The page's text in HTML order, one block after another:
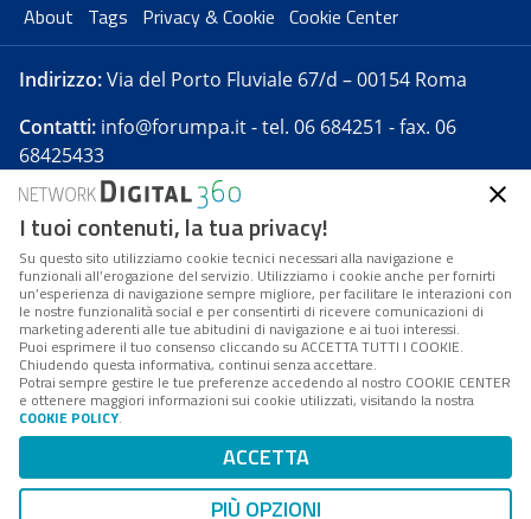
About Tags Privacy & Cookie Cookie Center
Indirizzo:Via del Porto Fluviale 67/d – 00154 Roma
Contatti: info@forumpa.it- tel. 06 684251 - fax. 06
68425433
Forumpa.itè una pubblicazione telematica iscritta
presso Registro della stampa del Tribunale di Roma -
Reg. n. 182 del 2 maggio 2008 - Direttore resp. Michela
Stentella
FPA s.r.l. è società soggetta a Direzione e
Coordinamento da parte di Digital360 S.p.A. - FPA s.r.l.
è un'azienda certificata per il sistema di management
Codice Fiscale/Partita IVA n. 10693191008 - R.E.A. Roma
n. 1249791. ISP AWS
Mappa del sito
I tuoi contenuti, la tua privacy!
Su questo sito utilizziamo cookie tecnici necessari alla navigazione e
funzionali all’erogazione del servizio. Utilizziamo i cookie anche per fornirti
un’esperienza di navigazione sempre migliore, per facilitare le interazioni con
le nostre funzionalità social e per consentirti di ricevere comunicazioni di
marketing aderenti alle tue abitudini di navigazione e ai tuoi interessi.
Puoi esprimere il tuo consenso cliccando su ACCETTA TUTTI I COOKIE.
Chiudendo questa informativa, continui senza accettare.
Potrai sempre gestire le tue preferenze accedendo al nostro COOKIE CENTER
e ottenere maggiori informazioni sui cookie utilizzati, visitando la nostra
COOKIE POLICY.
ACCETTA
PIÙ OPZIONI